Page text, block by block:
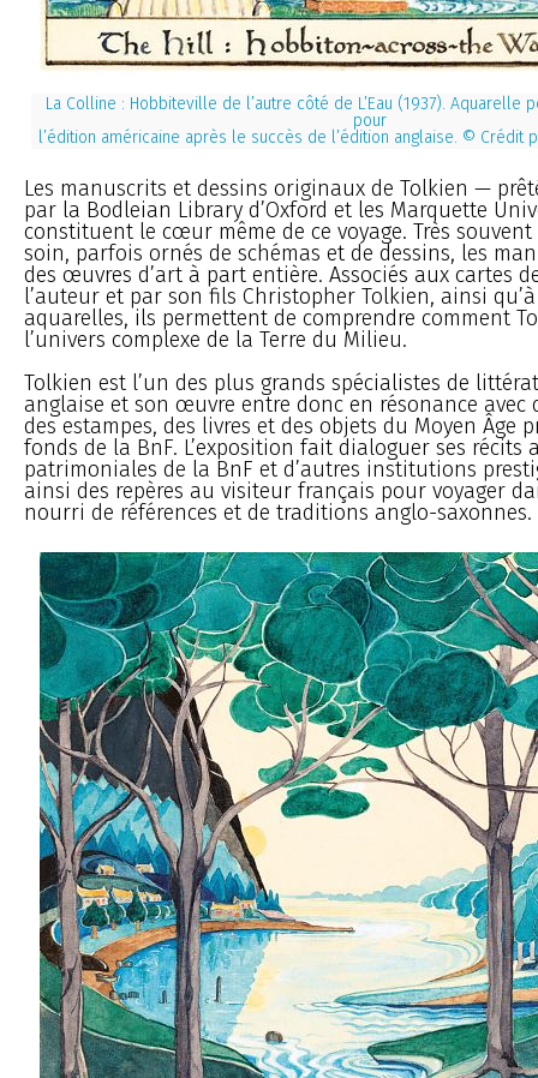
La Colline : Hobbiteville de l’autre côté de L’Eau (1937). Aquarelle
pour
l’édition américaine après le succès de l’édition anglaise. © Crédit
Les manuscrits et dessins originaux de Tolkien —
par la Bodleian Library d’Oxford et les Marquette
constituent le cœur même de ce voyage. Très
soin, parfois ornés de schémas et de dessins, les
des œuvres d’art à part entière. Associés aux cartes
l’auteur et par son fils Christopher Tolkien, ainsi
aquarelles, ils permettent de comprendre comment
l’univers complexe de la Terre du Milieu.
Tolkien est l’un des plus grands spécialistes de
anglaise et son œuvre entre donc en résonance avec
des estampes, des livres et des objets du Moyen Âge
fonds de la BnF. L’exposition fait dialoguer ses récits
patrimoniales de la BnF et d’autres institutions
ainsi des repères au visiteur français pour voyager
nourri de références et de traditions anglo-saxonnes.